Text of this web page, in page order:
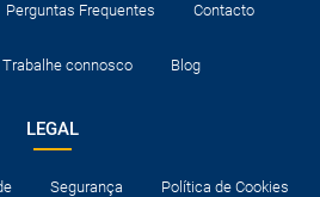
Perguntas Frequentes Contacto
Trabalhe connosco Blog
LEGAL
Segurança Política de Cookies